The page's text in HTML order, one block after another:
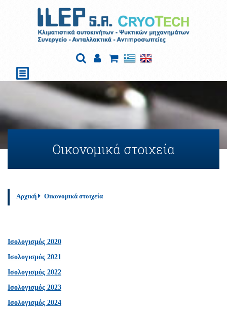
Οικονομικά στοιχεία
Αρχική Οικονομικά στοιχεία
Ισολογισμός 2020
Ισολογισμός 2021
Ισολογισμός 2022
Ισολογισμός 2023
Ισολογισμός 2024